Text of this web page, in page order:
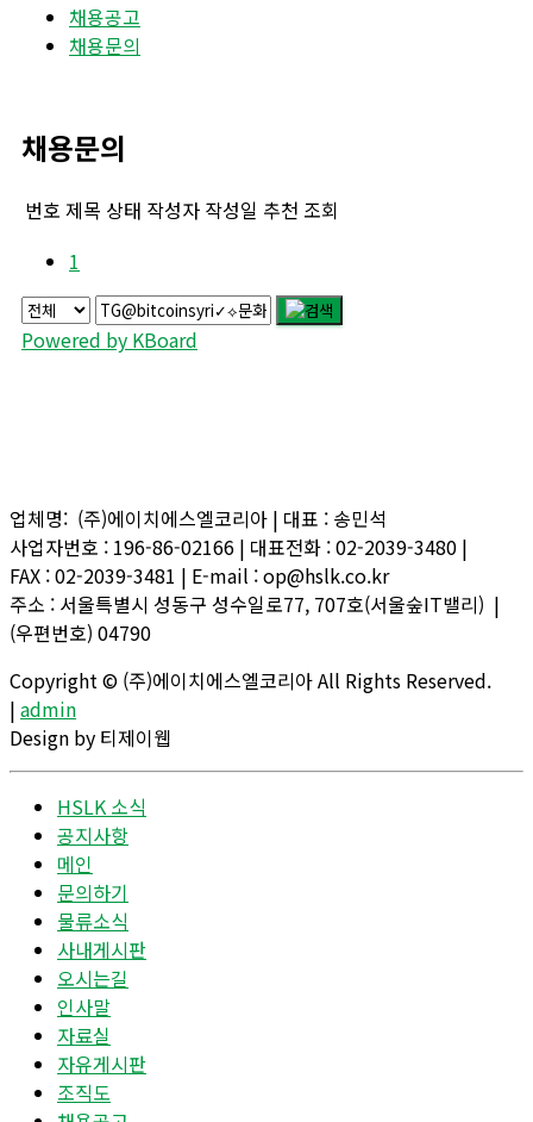
채용공고
채용문의
채용문의
번호 제목 상태 작성자 작성일 추천 조회
1
Powered by KBoard
업체명: (주)에이치에스엘코리아 | 대표 : 송민석
사업자번호 : 196-86-02166 | 대표전화 : 02-2039-3480 |
FAX : 02-2039-3481 | E-mail : op@hslk.co.kr
주소 : 서울특별시 성동구 성수일로77, 707호(서울숲IT밸리) |
(우편번호) 04790
Copyright © (주)에이치에스엘코리아 All Rights Reserved.
| admin
Design by 티제이웹
HSLK 소식
공지사항
메인
문의하기
물류소식
사내게시판
오시는길
인사말
자료실
자유게시판
조직도